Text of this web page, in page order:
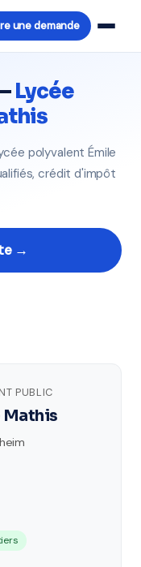
une demande
Lycée
polyvalent Émile
crédit d'impôt
→
PUBLIC
Mathis